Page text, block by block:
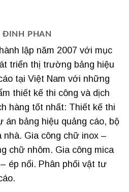
ĐINH PHAN
lập năm 2007 với mục
triển thị trường bảng hiệu
tại Việt Nam với những
thiết kế thi công và dịch
hàng tốt nhất: Thiết kế thi
án bảng hiệu quảng cáo, bộ
nhà. Gia công chữ inox –
chữ nhôm. Gia công mica
ép nổi. Phân phối vật tư